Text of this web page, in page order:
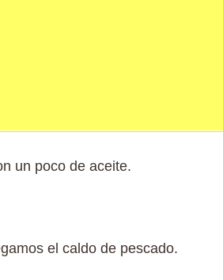
un poco de aceite.
el caldo de pescado.